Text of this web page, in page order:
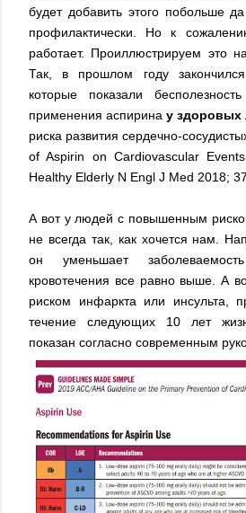
будет добавить этого побольше
профилактически. Но к
работает. Проиллюстрируем это
Так, в прошлом году
которые показали
применения аспирина у здоровых
риска развития сердечно-
of Aspirin on Cardiovascular
Healthy Elderly N Engl J Med 2018;
А вот у людей с повышенным
не всегда так, как хочется нам.
он уменьшает
кровотечения все равно выше. А
риском инфаркта или инсульта,
течение следующих 10 лет
показан согласно современным